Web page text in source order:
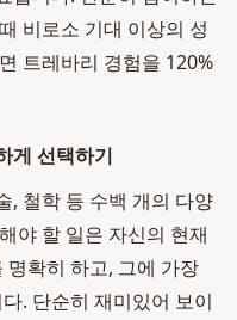
비로소 기대 이상의 성
트레바리 경험을 120%
게 선택하기
, 철학 등 수백 개의 다양
야 할 일은 자신의 현재
확히 하고, 그에 가장
. 단순히 재미있어 보이